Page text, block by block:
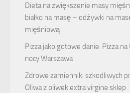
Dieta na zwiększenie masy
białko na masę – odżywki na
mięśniową
Pizza jako gotowe danie. Pizza
nocy Warszawa
Zdrowe zamienniki szkodliwych
Oliwa z oliwek extra virgine sklep